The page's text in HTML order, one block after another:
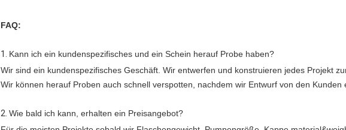
FAQ:
1. Kann ich ein kundenspezifisches und ein Schein herauf Probe haben?
Wir sind ein kundenspezifisches Geschäft. Wir entwerfen und konstruieren jedes Projekt
Wir können herauf Proben auch schnell verspotten, nachdem wir Entwurf von den Kunden
2. Wie bald ich kann, erhalten ein Preisangebot?